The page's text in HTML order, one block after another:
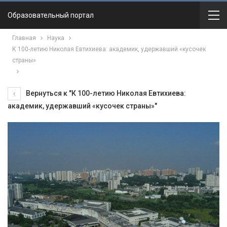
Образовательный портал
Главная
Наука
К 100-летию Николая Евтихиева: академик, удержавший «кусочек
страны»
Вернуться к "К 100-летию Николая Евтихиева:
академик, удержавший «кусочек страны»"